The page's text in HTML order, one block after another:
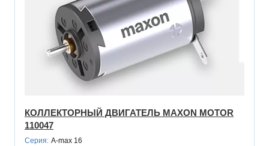
КОЛЛЕКТОРНЫЙ ДВИГАТЕЛЬ MAXON MOTOR
110047
Серия: A-max 16